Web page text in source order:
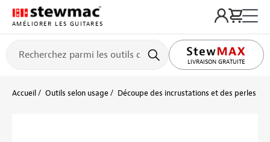
AMÉLIORER LES GUITARES
LIVRAISON GRATUITE
Accueil Outils selon usage Découpe des incrustations et des perles